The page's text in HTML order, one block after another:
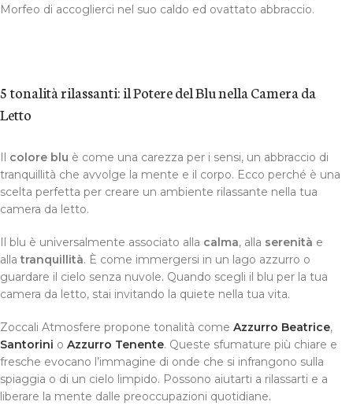
Morfeo di accoglierci nel suo caldo ed ovattato abbraccio.
5 tonalità rilassanti: il Potere del Blu nella Camera da
Letto
Il colore blu è come una carezza per i sensi, un abbraccio di
tranquillità che avvolge la mente e il corpo. Ecco perché è una
scelta perfetta per creare un ambiente rilassante nella tua
camera da letto.
Il blu è universalmente associato alla calma, alla serenità e
allatranquillità. È come immergersi in un lago azzurro o
guardare il cielo senza nuvole. Quando scegli il blu per la tua
camera da letto, stai invitando la quiete nella tua vita.
Zoccali Atmosfere propone tonalità come Azzurro Beatrice,
Santorini o Azzurro Tenente. Queste sfumature più chiare e
fresche evocano l’immagine di onde che si infrangono sulla
spiaggia o di un cielo limpido. Possono aiutarti a rilassarti e a
liberare la mente dalle preoccupazioni quotidiane.